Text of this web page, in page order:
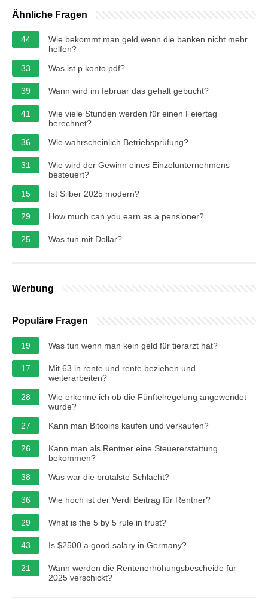
Ähnliche Fragen
44
Wie bekommt man geld wenn die banken nicht mehr
helfen?
33
Was ist p konto pdf?
39 Wann wird im februar das gehalt gebucht?
41
Wie viele Stunden werden für einen Feiertag
berechnet?
36
Wie wahrscheinlich Betriebsprüfung?
31
Wie wird der Gewinn eines Einzelunternehmens
besteuert?
15
Ist Silber 2025 modern?
29 How much can you earn as a pensioner?
25 Was tun mit Dollar?
Werbung
Populäre Fragen
19 Was tun wenn man kein geld für tierarzt hat?
17
Mit 63 in rente und rente beziehen und
weiterarbeiten?
28
Wie erkenne ich ob die Fünftelregelung angewendet
wurde?
27
Kann man Bitcoins kaufen und verkaufen?
26
Kann man als Rentner eine Steuererstattung
bekommen?
38
Was war die brutalste Schlacht?
36 Wie hoch ist der Verdi Beitrag für Rentner?
29 What is the 5 by 5 rule in trust?
43 Is $2500 a good salary in Germany?
21
Wann werden die Rentenerhöhungsbescheide für
2025 verschickt?